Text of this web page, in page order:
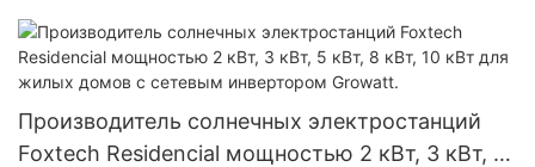
Производитель солнечных электростанций
Foxtech Residencial мощностью 2 кВт, 3 кВт, 5